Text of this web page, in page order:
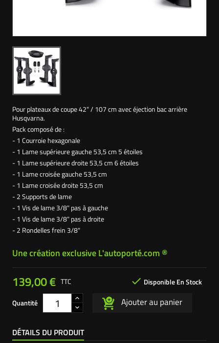
Pour plateaux de coupe 42" / 107 cm avec éjection bac arrière
Husqvarna.
Pack composé de :
- 1 Courroie hexagonale
- 1 Lame supérieure gauche 53,5 cm 5 étoiles
- 1 Lame supérieure droite 53,5 cm 6 étoiles
- 1 Lame croisée gauche 53,5 cm
- 1 Lame croisée droite 53,5 cm
- 2 Supports de lame
- 1 Vis de lame 3/8" pas à gauche
- 1 Vis de lame 3/8" pas à droite
- 2 Rondelles frein 3/8"
Une création exclusive L'autoporté.com ®
139,00 €  Disponible En Stock
TTC
Quantité Ajouter au panier
DÉTAILS DU PRODUIT